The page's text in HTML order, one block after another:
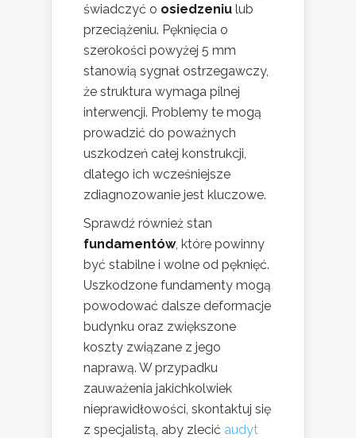
świadczyć o osiedzeniu lub
przeciążeniu. Pęknięcia o
szerokości powyżej 5 mm
stanowią sygnał ostrzegawczy,
że struktura wymaga pilnej
interwencji. Problemy te mogą
prowadzić do poważnych
uszkodzeń całej konstrukcji,
dlatego ich wcześniejsze
zdiagnozowanie jest kluczowe.
Sprawdź również stan
fundamentów, które powinny
być stabilne i wolne od pęknięć.
Uszkodzone fundamenty mogą
powodować dalsze deformacje
budynku oraz zwiększone
koszty związane z jego
naprawą. W przypadku
zauważenia jakichkolwiek
nieprawidłowości, skontaktuj się
z specjalistą, aby zlecić audyt